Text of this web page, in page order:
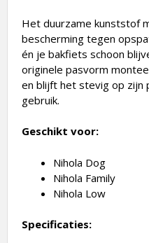
Het duurzame kunststof
bescherming tegen
én je bakfiets schoon
originele pasvorm
en blijft het stevig op zijn
gebruik.
Geschikt voor:
Nihola Dog
Nihola Family
Nihola Low
Specificaties: